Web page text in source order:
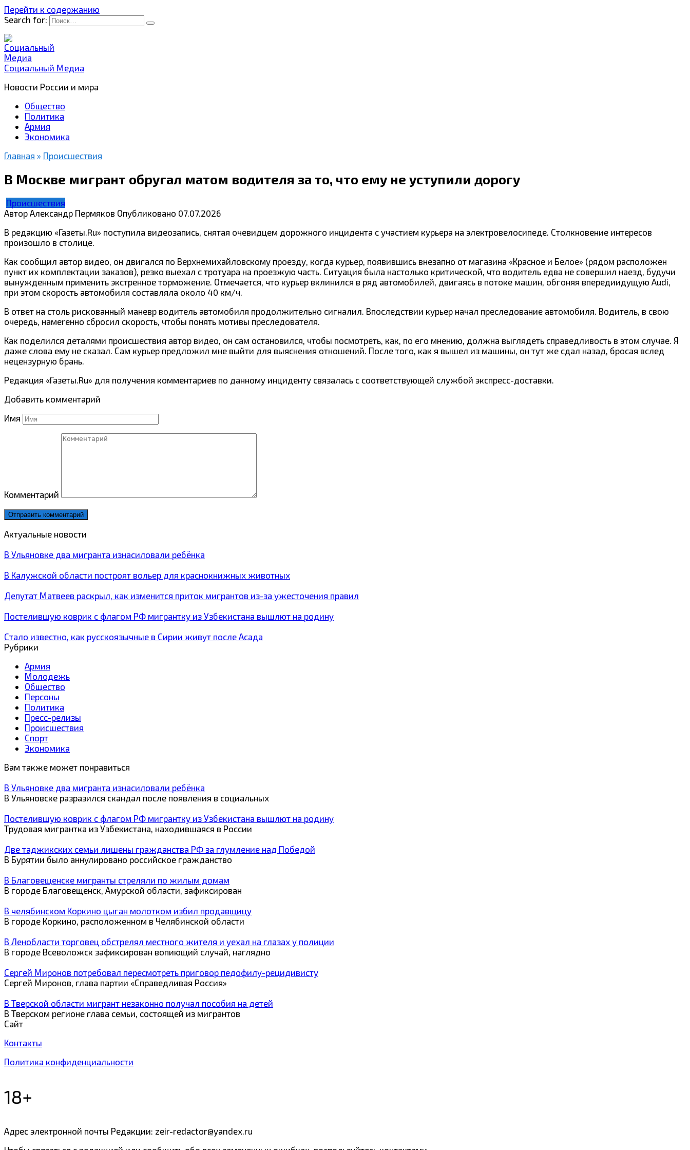
Перейти к содержанию
Search for:
Социальный Медиа
Новости России и мира
Общество
Политика
Армия
Экономика
Главная » Происшествия
В Москве мигрант обругал матом водителя за то, что ему не уступили дорогу
Происшествия
Автор Александр Пермяков Опубликовано 07.07.2026
В редакцию «Газеты.Ru» поступила видеозапись, снятая очевидцем дорожного инцидента с участием курьера на электровелосипеде. Столкновение интересов
произошло в столице.
Как сообщил автор видео, он двигался по Верхнемихайловскому проезду, когда курьер, появившись внезапно от магазина «Красное и Белое» (рядом расположен
пункт их комплектации заказов), резко выехал с тротуара на проезжую часть. Ситуация была настолько критической, что водитель едва не совершил наезд, будучи
вынужденным применить экстренное торможение. Отмечается, что курьер вклинился в ряд автомобилей, двигаясь в потоке машин, обгоняя впередиидущую Audi,
при этом скорость автомобиля составляла около 40 км/ч.
В ответ на столь рискованный маневр водитель автомобиля продолжительно сигналил. Впоследствии курьер начал преследование автомобиля. Водитель, в свою
очередь, намеreннo сбросил скорость, чтобы понять мотивы преследователя.
Как поделился деталями происшествия автор видео, он сам остановился, чтобы посмотреть, как, по его мнению, должна выглядеть справедливость в этом случае. Я
даже слова ему не сказал. Сам курьер предложил мне выйти для выяснения отношений. После того, как я вышел из машины, он тут же сдал назад, бросая вслед
нецензурную брань.
Редакция «Газеты.Ru» для получения комментариев по данному инциденту связалась с соответствующей службой экспресс-доставки.
Добавить комментарий
Имя
Комментарий
Актуальные новости
В Ульяновке два мигранта изнасиловали ребёнка
В Калужской области построят вольер для краснокнижных животных
Депутат Матвеев раскрыл, как изменится приток мигрантов из-за ужесточения правил
Постелившую коврик с флагом РФ мигрантку из Узбекистана вышлют на родину
Стало известно, как русскоязычные в Сирии живут после Асада
Рубрики
Армия
Молодежь
Общество
Персоны
Политика
Пресс-релизы
Происшествия
Спорт
Экономика
Вам также может понравиться
В Ульяновке два мигранта изнасиловали ребёнка
В Ульяновске разразился скандал после появления в социальных
Постелившую коврик с флагом РФ мигрантку из Узбекистана вышлют на родину
Трудовая мигрантка из Узбекистана, находившаяся в России
Две таджикских семьи лишены гражданства РФ за глумление над Победой
В Бурятии было аннулировано российское гражданство
В Благовещенске мигранты стреляли по жилым домам
В городе Благовещенск, Амурской области, зафиксирован
В челябинском Коркино цыган молотком избил продавщицу
В городе Коркино, расположенном в Челябинской области
В Ленобласти торговец обстрелял местного жителя и уехал на глазах у полиции
В городе Всеволожск зафиксирован вопиющий случай, наглядно
Сергей Миронов потребовал пересмотреть приговор педофилу-рецидивисту
Сергей Миронов, глава партии «Справедливая Россия»
В Тверской области мигрант незаконно получал пособия на детей
В Тверском регионе глава семьи, состоящей из мигрантов
Сайт
Контакты
Политика конфиденциальности
18+
Адрес электронной почты Редакции: zeir-redactor@yandex.ru